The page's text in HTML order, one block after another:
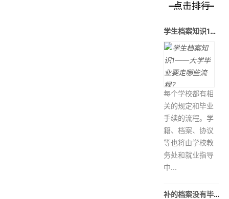
点击排行
学生档案知识1——大学毕业要走哪
每个学校都有相
关的规定和毕业
手续的流程。学
籍、档案、协议
等也将由学校教
务处和就业指导
中...
补的档案没有毕业生登记表怎么办？